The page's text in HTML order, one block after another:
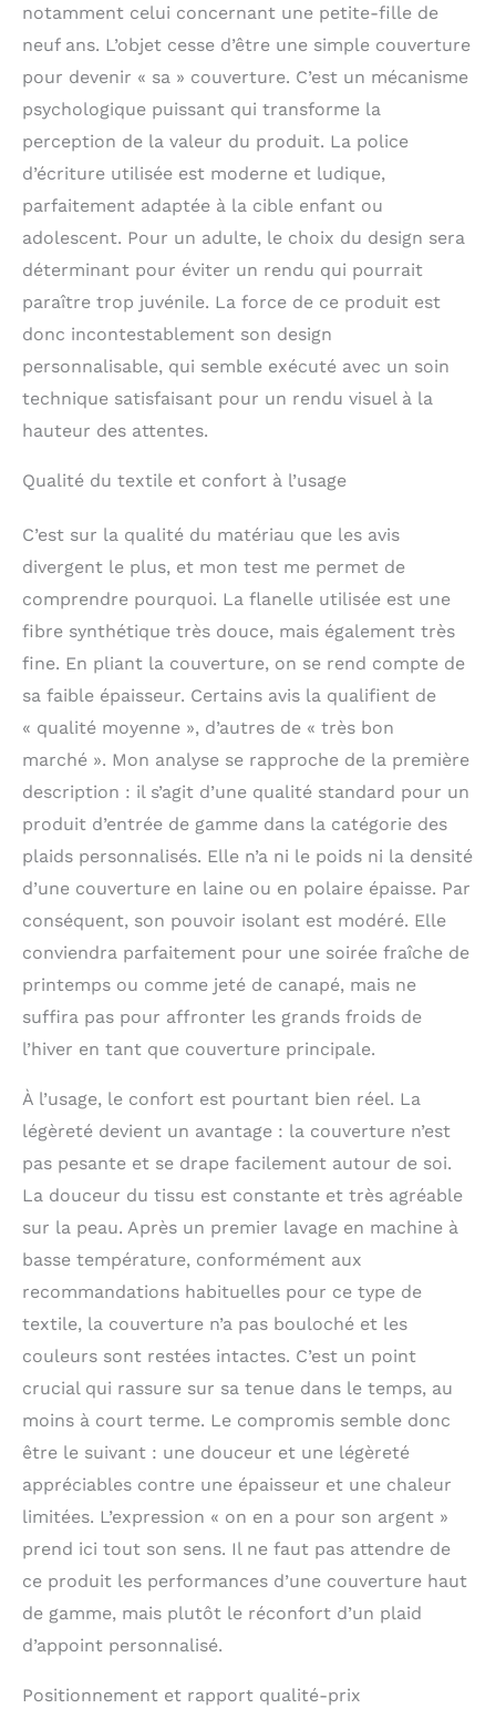
notamment celui concernant une petite-fille de
neuf ans. L’objet cesse d’être une simple couverture
pour devenir « sa » couverture. C’est un mécanisme
psychologique puissant qui transforme la
perception de la valeur du produit. La police
d’écriture utilisée est moderne et ludique,
parfaitement adaptée à la cible enfant ou
adolescent. Pour un adulte, le choix du design sera
déterminant pour éviter un rendu qui pourrait
paraître trop juvénile. La force de ce produit est
donc incontestablement son design
personnalisable, qui semble exécuté avec un soin
technique satisfaisant pour un rendu visuel à la
hauteur des attentes.
Qualité du textile et confort à l’usage
C’est sur la qualité du matériau que les avis
divergent le plus, et mon test me permet de
comprendre pourquoi. La flanelle utilisée est une
fibre synthétique très douce, mais également très
fine. En pliant la couverture, on se rend compte de
sa faible épaisseur. Certains avis la qualifient de
« qualité moyenne », d’autres de « très bon
marché ». Mon analyse se rapproche de la première
description : il s’agit d’une qualité standard pour un
produit d’entrée de gamme dans la catégorie des
plaids personnalisés. Elle n’a ni le poids ni la densité
d’une couverture en laine ou en polaire épaisse. Par
conséquent, son pouvoir isolant est modéré. Elle
conviendra parfaitement pour une soirée fraîche de
printemps ou comme jeté de canapé, mais ne
suffira pas pour affronter les grands froids de
l’hiver en tant que couverture principale.
À l’usage, le confort est pourtant bien réel. La
légèreté devient un avantage : la couverture n’est
pas pesante et se drape facilement autour de soi.
La douceur du tissu est constante et très agréable
sur la peau. Après un premier lavage en machine à
basse température, conformément aux
recommandations habituelles pour ce type de
textile, la couverture n’a pas bouloché et les
couleurs sont restées intactes. C’est un point
crucial qui rassure sur sa tenue dans le temps, au
moins à court terme. Le compromis semble donc
être le suivant : une douceur et une légèreté
appréciables contre une épaisseur et une chaleur
limitées. L’expression « on en a pour son argent »
prend ici tout son sens. Il ne faut pas attendre de
ce produit les performances d’une couverture haut
de gamme, mais plutôt le réconfort d’un plaid
d’appoint personnalisé.
Positionnement et rapport qualité-prix